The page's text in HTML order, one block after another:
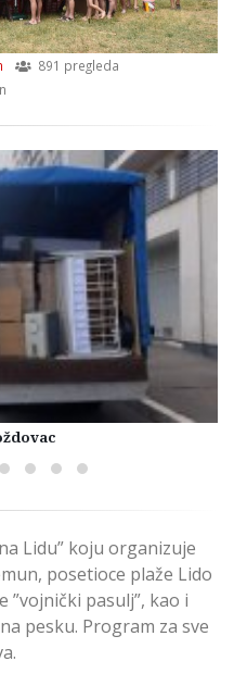
891 pregleda
Lidu” koju organizuje
posetioce plaže Lido
”vojnički pasulj”, kao i
pesku. Program za sve